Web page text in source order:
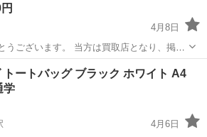
4月8日
方は買取店となり、掲載
品や買取品や引き取り品などのお品物にな
舗に...
ケイトスペード
トートバッグ ブラック ホワイト A4
学
4月6日